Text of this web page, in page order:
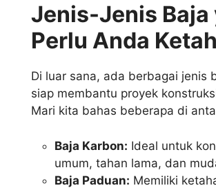
Jenis-Jenis Baja
Perlu Anda
Di luar sana, ada berbagai jenis
siap membantu proyek
Mari kita bahas beberapa di
Baja Karbon: Ideal untuk
umum, tahan lama, dan
Baja Paduan: Memiliki